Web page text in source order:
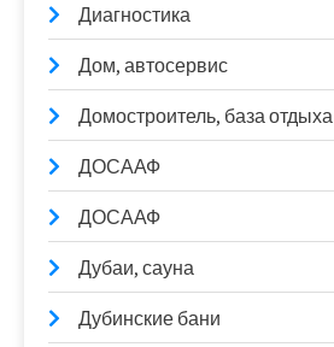
Диагностика
Дом, автосервис
Домостроитель, база отдыха
ДОСААФ
ДОСААФ
Дубаи, сауна
Дубинские бани